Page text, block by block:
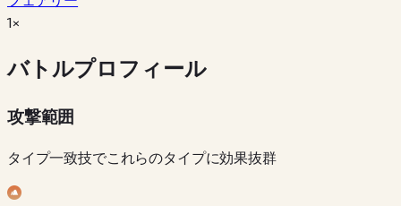
1×
バトルプロフィール
攻撃範囲
タイプ一致技でこれらのタイプに効果抜群